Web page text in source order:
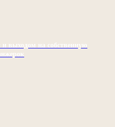
выходом на собственную